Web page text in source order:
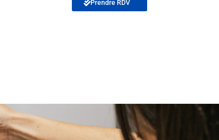
Prendre RDV
À quel âge consulter